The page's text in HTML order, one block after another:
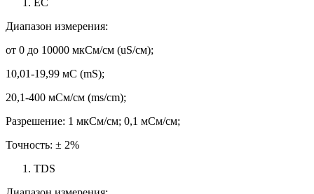
Диапазон измерения:
от 0 до 10000 мкСм/см (uS/см);
10,01-19,99 мС (mS);
20,1-400 мСм/см (ms/cm);
Разрешение: 1 мкСм/см; 0,1 мСм/см;
Точность: ± 2%
TDS